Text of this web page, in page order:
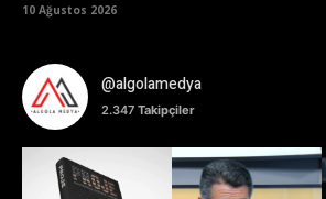
10 Ağustos 2026
@algolamedya
2.347 Takipçiler